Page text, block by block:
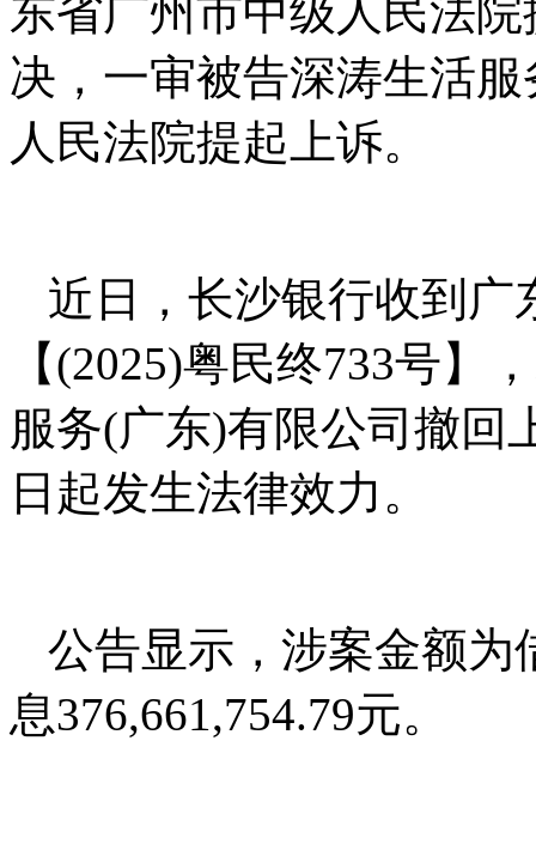
东省广州市中级人民法
决，一审被告深涛生活
人民法院提起上诉。
近日，长沙银行收到广
【(2025)粤民终733号】
服务(广东)有限公司撤回
日起发生法律效力。
公告显示，涉案金额为
息376,661,754.79元。